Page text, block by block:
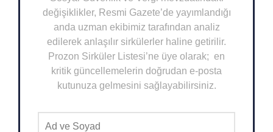
değişiklikler, Resmi Gazete’de yayımlandığı
anda uzman ekibimiz tarafından analiz
edilerek anlaşılır sirkülerler haline getirilir.
Prozon Sirküler Listesi’ne üye olarak; en
kritik güncellemelerin doğrudan e-posta
kutunuza gelmesini sağlayabilirsiniz.